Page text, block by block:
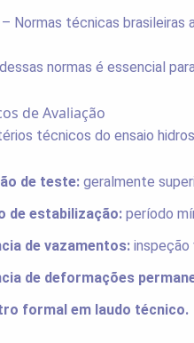
– Normas técnicas brasileiras
normas é essencial
de Avaliação
técnicos do ensaio
de teste: geralmente
de estabilização: período
de vazamentos: inspeção
de deformações
formal em laudo técnico.